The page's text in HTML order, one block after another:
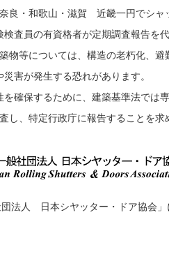
良・和歌山・滋賀 近畿一円でシャ
査員の有資格者が定期調査報告を代
等については、構造の老朽化、避
災害が発生する恐れがあります。
確保するために、建築基準法では
し、特定行政庁に報告することを求
法人 日本シヤッター・ドア協会」